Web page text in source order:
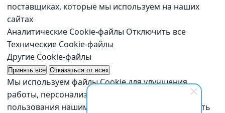
поставщиках, которые мы используем на наших
сайтах
Аналитические Cookie-файлы Отключить все
Технические Cookie-файлы
Другие Cookie-файлы
Принять все Отказаться от всех
Мы используем файлы Cookie для улучшения
работы, персонализации и повышения удобства
пользования нашим сайтом. Продолжая посещать